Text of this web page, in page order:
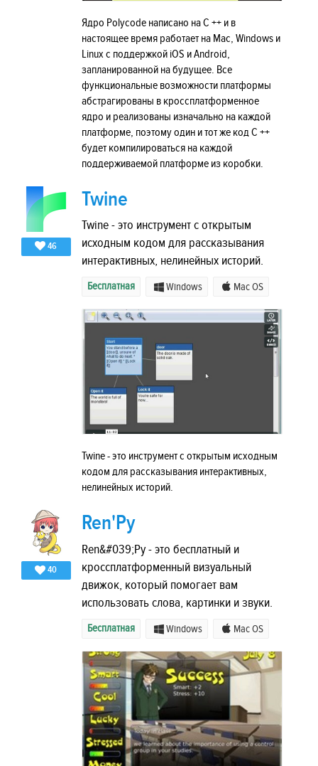
Ядро Polycode написано на C ++ и в
настоящее время работает на Mac, Windows и
Linux с поддержкой iOS и Android,
запланированной на будущее. Все
функциональные возможности платформы
абстрагированы в кроссплатформенное
ядро ​​и реализованы изначально на каждой
платформе, поэтому один и тот же код C ++
будет компилироваться на каждой
поддерживаемой платформе из коробки.
46
Twine
Twine - это инструмент с открытым
исходным кодом для рассказывания
интерактивных, нелинейных историй.
Бесплатная Windows Mac OS
Twine - это инструмент с открытым исходным
кодом для рассказывания интерактивных,
нелинейных историй.
40
Ren'Py
Ren&#039;Py - это бесплатный и
кроссплатформенный визуальный
движок, который помогает вам
использовать слова, картинки и звуки.
Бесплатная Windows Mac OS